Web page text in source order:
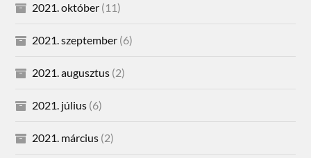
2021. október (11)
2021. szeptember (6)
2021. augusztus (2)
2021. július (6)
2021. március (2)